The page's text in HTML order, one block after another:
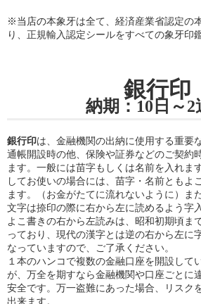
※当店の本象牙は全て、経済産業省認定の
り
、正規輸入認定シールをすべての象牙印
銀行印
納期：10日～2
銀行印は、金融機関の出納に使用する重要
通帳開設時の他、保険や証券などのご契約
ます。一般には苗字もしくは名前を入れま
してお使いの場合には、苗字・名前ともよ
ます。（お金がたてに流れないように）ま
文字は捺印の際に右から左に読めるよう字
よこ書きの右から左読みは、昭和初期頃ま
っており、現代の漢字とは逆の右から左に
なっていますので、ご了承ください。
１本のハンコで複数の金融口座を開設して
が、万全を期すなら金融機関や口座ごとに
安全です。万一盗難にあった場合、リスク
出来ます。